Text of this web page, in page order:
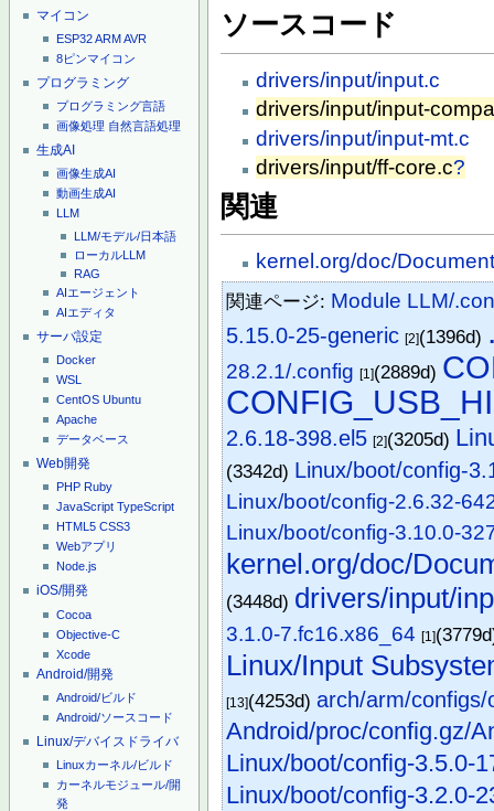
マイコン
ESP32ARMAVR
8ピンマイコン
プログラミング
プログラミング言語
画像処理 自然言語処理
生成AI
画像生成AI
動画生成AI
LLM
LLM/モデル/日本語
ローカルLLM
RAG
AIエージェント
AIエディタ
サーバ設定
Docker
WSL
CentOS Ubuntu
Apache
データベース
Web開発
PHP Ruby
JavaScript TypeScript
HTML5 CSS3
Webアプリ
Node.js
iOS/開発
Cocoa
Objective-C
Xcode
Android/開発
Android/ビルド
Android/ソースコード
Linux/デバイスドライバ
Linuxカーネル/ビルド
カーネルモジュール/開
発
ソースコード
drivers/input/input.c
drivers/input/input-
drivers/input/input-mt.c
drivers/input/ff-core.c?
関連
kernel.org/doc/
関連ページ: Module LLM/
5.15.0-25-generic [2](1396d)
28.2.1/.config [1](2889d)
2.6.18-398.el5 [2](3205d)
(3342d) Linux/boot/config-
Linux/boot/config-2.6.32-
Linux/boot/config-3.10.0-
kernel.org/doc/
(3448d) drivers/input/
3.1.0-7.fc16.x86_64 [1]
Linux/Input
[13](4253d)arch/arm/
Android/proc/config.gz/
Linux/boot/config-3.5.0-
Linux/boot/config-3.2.0-